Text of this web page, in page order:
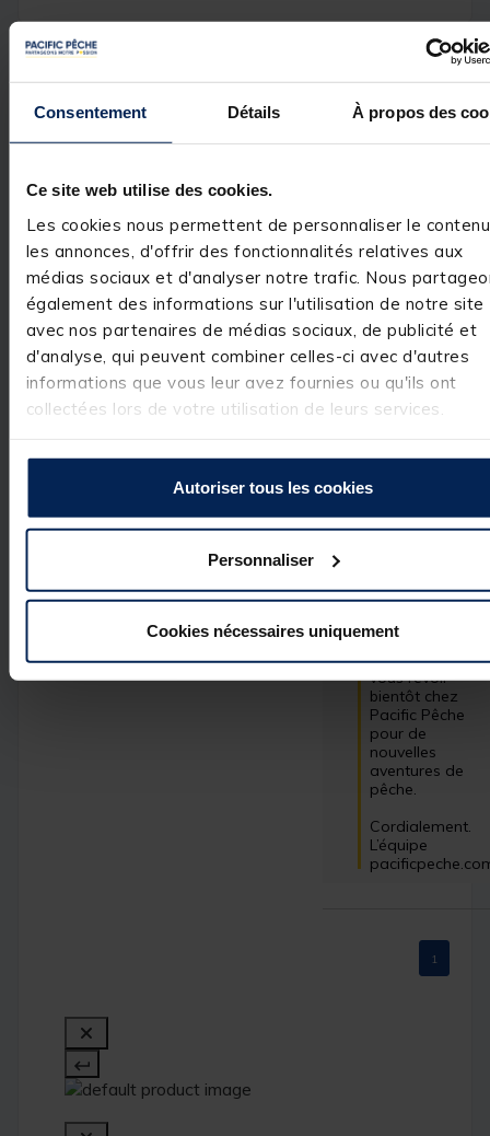
Consentement Détails À propos des
Ce site web utilise des cookies.
Les cookies nous permettent de personnaliser le
les annonces, d'offrir des fonctionnalités relatives aux
médias sociaux et d'analyser notre trafic. Nous
également des informations sur l'utilisation de notre site
avec nos partenaires de médias sociaux, de publicité et
d'analyse, qui peuvent combiner celles-ci avec d'autres
informations que vous leur avez fournies ou qu'ils ont
collectées lors de votre utilisation de leurs services.
Autoriser tous les cookies
Personnaliser
Cookies nécessaires uniquement
avis soumis à un
contrôle
Voir tous les avis sur ce site
4étoiles
0
3étoiles
0
2étoiles
0
Avis du26/10/2025 , suite
expérience du25/09/2025
Utile(0) Signaler
Réponse de
pacificpeche.com
Bonjour,
Merci beaucoup
positif ! Nous
que ce moulinet
répondu à vos
attentes. Votre
satisfaction est
notre priorité, et
nous espérons
vous revoir
bientôt chez
Pacific Pêche
pour de
nouvelles
aventures de
pêche.
Cordialement.
L’équipe
1